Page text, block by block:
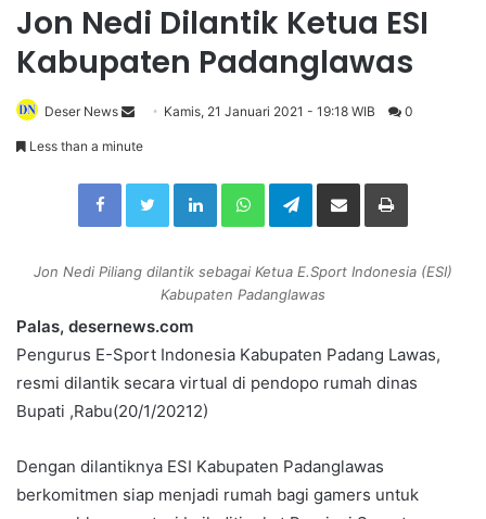
Jon Nedi Dilantik Ketua ESI
Kabupaten Padanglawas
Deser News
a
e
a
Kamis, 21 Januari 2021 - 19:18 WIB 0
Less than a minute
Facebook Twitter LinkedIn WhatsApp Telegram
Jon Nedi Piliang dilantik sebagai Ketua E.Sport Indonesia (ESI)
Kabupaten Padanglawas
Palas, desernews.com
Pengurus E-Sport Indonesia Kabupaten Padang Lawas,
resmi dilantik secara virtual di pendopo rumah dinas
Bupati ,Rabu(20/1/20212)
Dengan dilantiknya ESI Kabupaten Padanglawas
berkomitmen siap menjadi rumah bagi gamers untuk